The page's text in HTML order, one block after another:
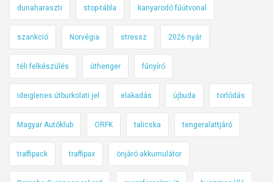
dunaharaszti stop-tábla kanyarodó fűútvonal
szankció Norvégia stressz 2026 nyár
téli felkészülés úthenger fűnyíró
ideiglenes útburkolati jel elakadás újbuda torlódás
Magyar Autóklub ORFK talicska tengeralattjáró
traffipack traffipax önjáró akkumulátor